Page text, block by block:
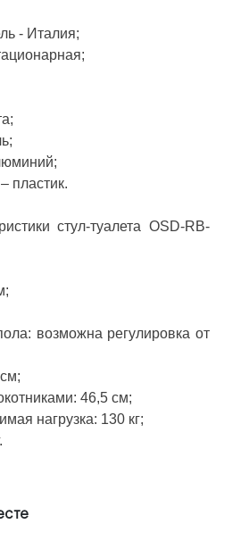
- Италия;
пластик.
стул-туалета OSD-RB-
возможна регулировка от
46,5 см;
нагрузка: 130 кг;